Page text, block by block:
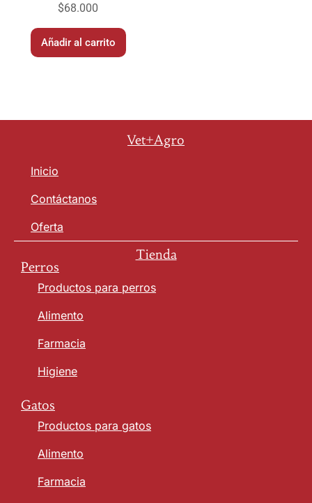
$68.000
Añadir al carrito
Vet+Agro
Inicio
Contáctanos
Oferta
Tienda
Perros
Productos para perros
Alimento
Farmacia
Higiene
Gatos
Productos para gatos
Alimento
Farmacia